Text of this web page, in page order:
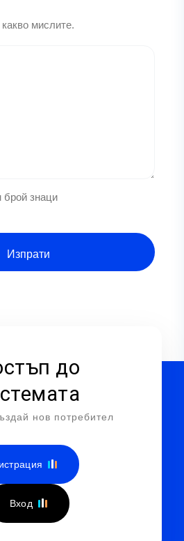
мислите.
брой знаци
до
нов потребител
Вход